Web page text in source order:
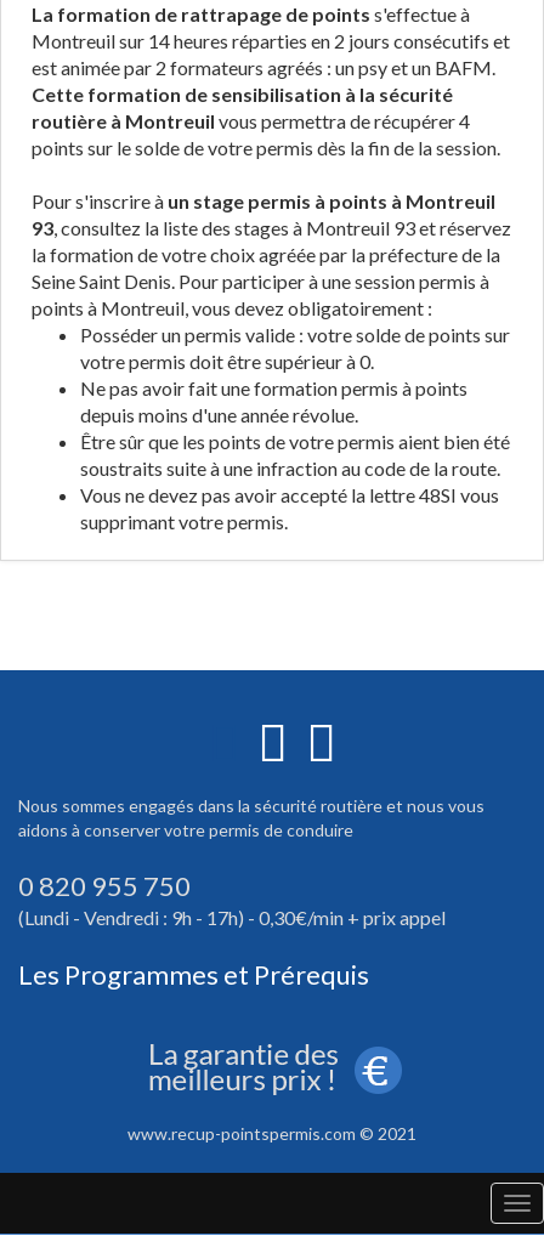
La formation de rattrapage de points s'effectue à
Montreuil sur 14 heures réparties en 2 jours consécutifs et
est animée par 2 formateurs agréés : un psy et un BAFM.
Cette formation de sensibilisation à la sécurité
routière à Montreuil vous permettra de récupérer 4
points sur le solde de votre permis dès la fin de la session.
Pour s'inscrire à un stage permis à points à Montreuil
93, consultez la liste des stages à Montreuil 93 et réservez
la formation de votre choix agréée par la préfecture de la
Seine Saint Denis. Pour participer à une session permis à
points à Montreuil, vous devez obligatoirement :
Posséder un permis valide : votre solde de points sur
votre permis doit être supérieur à 0.
Ne pas avoir fait une formation permis à points
depuis moins d'une année révolue.
Être sûr que les points de votre permis aient bien été
soustraits suite à une infraction au code de la route.
Vous ne devez pas avoir accepté la lettre 48SI vous
supprimant votre permis.
Nous sommes engagés dans la sécurité routière et nous vous
aidons à conserver votre permis de conduire
0 820 955 750
(Lundi - Vendredi : 9h - 17h) - 0,30€/min + prix appel
Les Programmes et Prérequis
www.recup-pointspermis.com © 2021